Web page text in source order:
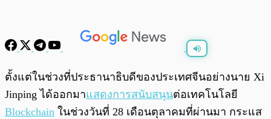
พร้อมเล่น 0:00
ตั้งแต่ในช่วงที่ประธานาธิบดีของประเทศจีนอย่างนาย Xi
Jinping ได้ออกมาแสดงการสนับสนุนต่อเทคโนโลยี
Blockchain ในช่วงวันที่ 28 เดือนตุลาคมที่ผ่านมา กระแส